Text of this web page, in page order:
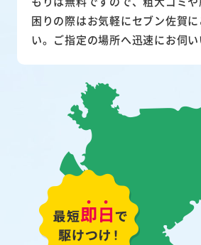
困りの際はお気軽にセブン佐賀
い。ご指定の場所へ迅速にお伺い